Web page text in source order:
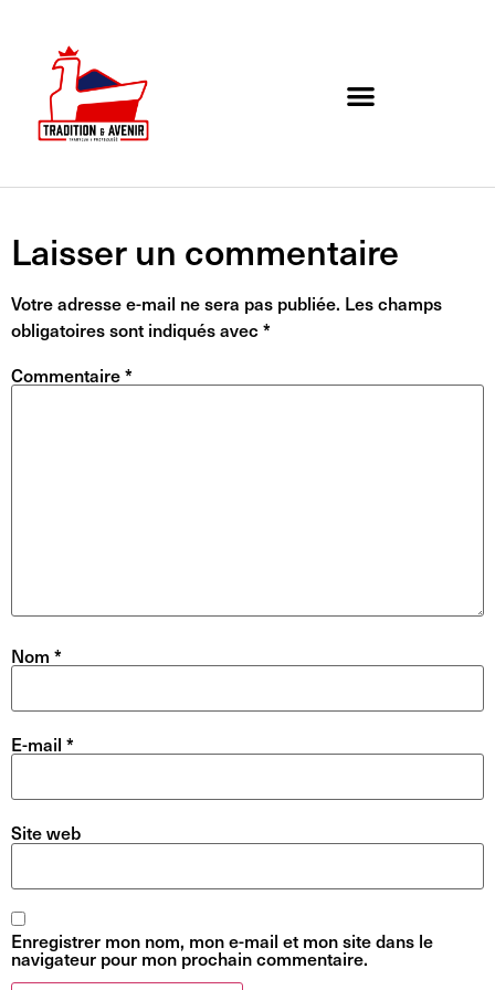
Laisser un commentaire
Votre adresse e-mail ne sera pas publiée. Les champs
obligatoires sont indiqués avec *
Commentaire*
Nom *
E-mail *
Site web
Enregistrer mon nom, mon e-mail et mon site dans le
navigateur pour mon prochain commentaire.